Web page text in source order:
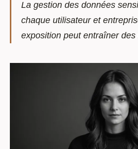
La gestion des données
chaque utilisateur et
exposition peut entraîner des